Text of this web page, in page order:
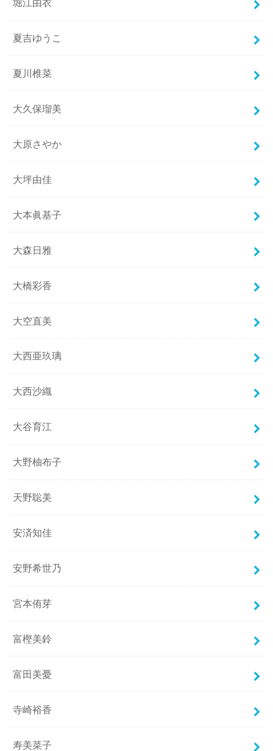
堀江由衣
夏吉ゆうこ
夏川椎菜
大久保瑠美
大原さやか
大坪由佳
大本眞基子
大森日雅
大橋彩香
大空直美
大西亜玖璃
大西沙織
大谷育江
大野柚布子
天野聡美
安済知佳
安野希世乃
宮本侑芽
富樫美鈴
富田美憂
寺崎裕香
寿美菜子